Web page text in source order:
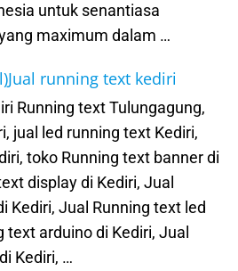
untuk senantiasa
maximum dalam …
running text kediri
Running text Tulungagung,
jual led running text Kediri,
toko Running text banner di
display di Kediri, Jual
Kediri, Jual Running text led
text arduino di Kediri, Jual
Kediri, …